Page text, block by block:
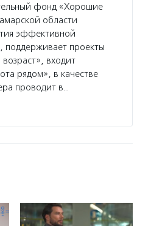
фонд «Хорошие
области
эффективной
поддерживает проекты
входит
рядом», в качестве
проводит в…